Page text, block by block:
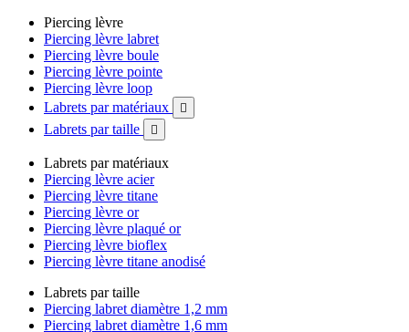
Piercing lèvre
Piercing lèvre labret
Piercing lèvre boule
Piercing lèvre pointe
Piercing lèvre loop
Labrets par matériaux

Labrets par taille 
Labrets par matériaux
Piercing lèvre acier
Piercing lèvre titane
Piercing lèvre or
Piercing lèvre plaqué or
Piercing lèvre bioflex
Piercing lèvre titane anodisé
Labrets par taille
Piercing labret diamètre 1,2 mm
Piercing labret diamètre 1,6 mm